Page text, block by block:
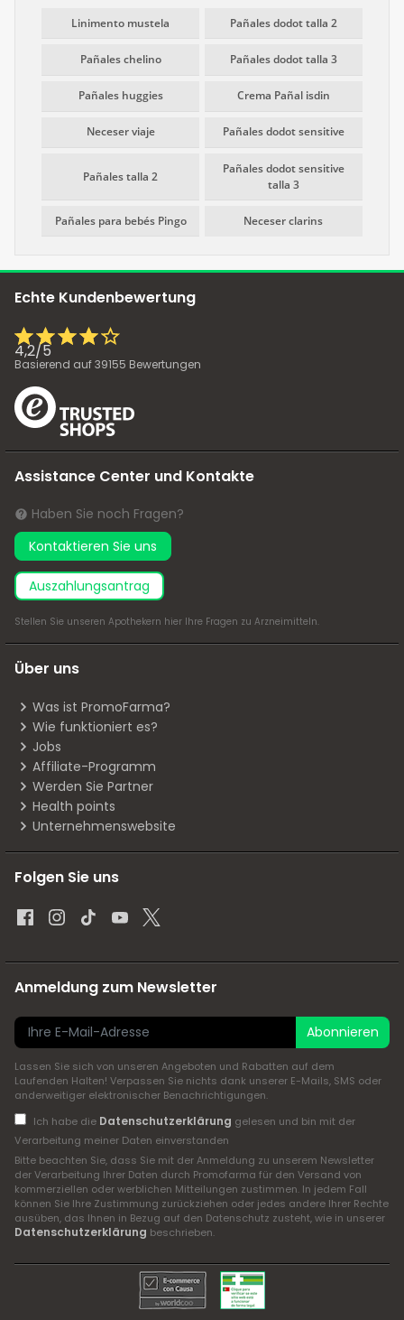
Linimento mustela Pañales dodot talla 2
Pañales chelino Pañales dodot talla 3
Pañales huggies Crema Pañal isdin
Neceser viaje Pañales dodot sensitive
Pañales talla 2
Pañales dodot sensitive
talla 3
Pañales para bebés Pingo Neceser clarins
Echte Kundenbewertung
4,2/5
Basierend auf39155 Bewertungen
Assistance Center und Kontakte
Haben Sie noch Fragen?
Kontaktieren Sie uns
Auszahlungsantrag
Stellen Sie unseren Apothekern hier Ihre Fragen zu Arzneimitteln.
Über uns
Was ist PromoFarma?
Wie funktioniert es?
Jobs
Affiliate-Programm
Werden Sie Partner
Health points
Unternehmenswebsite
Folgen Sie uns
Anmeldung zum Newsletter
Abonnieren
Lassen Sie sich von unseren Angeboten und Rabatten auf dem
Laufenden Halten! Verpassen Sie nichts dank unserer E-Mails, SMS oder
anderweitiger elektronischer Benachrichtigungen.
Ich habe die Datenschutzerklärung gelesen und bin mit der
Verarbeitung meiner Daten einverstanden
Bitte beachten Sie, dass Sie mit der Anmeldung zu unserem Newsletter
der Verarbeitung Ihrer Daten durch Promofarma für den Versand von
kommerziellen oder werblichen Mitteilungen zustimmen. In jedem Fall
können Sie Ihre Zustimmung zurückziehen oder jedes andere Ihrer Rechte
ausüben, das Ihnen in Bezug auf den Datenschutz zusteht, wie in unserer
Datenschutzerklärung beschrieben.